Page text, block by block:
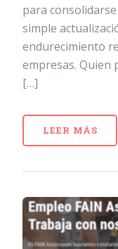
para
simple
endurecimiento
empresas. Quien
[…]
LEER MÁS